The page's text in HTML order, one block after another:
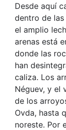
Desde aquí
dentro de
el amplio
arenas está
donde las
han
caliza. Los
Néguev, y el
de los
Ovda, hasta
noreste. Por